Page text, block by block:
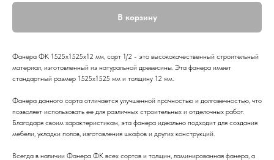
В корзину
Фанера ФК 1525х1525х12 мм, сорт 1/2 - это высококачественный строительный
материал, изготовленный из натуральной древесины. Эта фанера имеет
стандартный размер 1525х1525 мм и толщину 12 мм.
Фанера данного сорта отличается улучшенной прочностью и долговечностью, что
позволяет использовать ее для различных строительных и отделочных работ.
Благодаря своим характеристикам, эта фанера идеально подходит для создания
мебели, укладки полов, изготовления шкафов и других конструкций.
Всегда в наличии Фанера ФК всех сортов и толщин, ламинированная фанера, а